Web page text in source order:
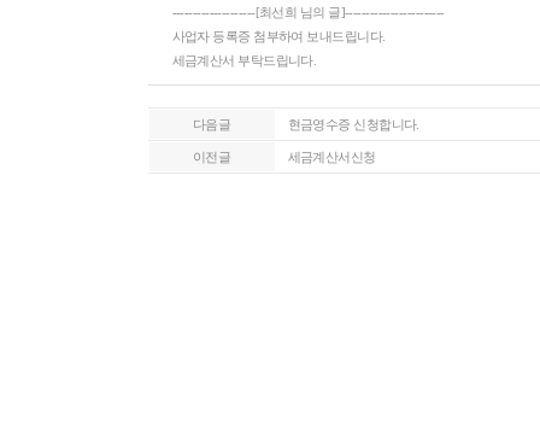
--------------------[최선희 님의 글]------------------------
사업자 등록증 첨부하여 보내드립니다.
세금계산서 부탁드립니다.
다음글 현금영수증 신청합니다.
이전글 세금계산서신청